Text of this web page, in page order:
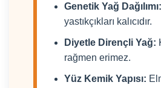
Genetik Yağ Dağılımı:
yastıkçıkları kalıcıdır.
Diyetle Dirençli Yağ:
rağmen erimez.
Yüz Kemik Yapısı: